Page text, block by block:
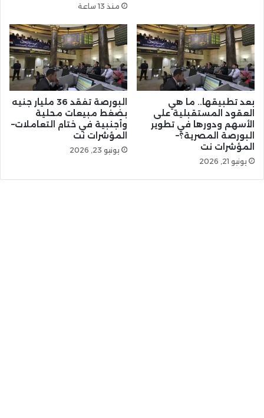
منذ 13 ساعة
بعد تطبيقها.. ما هي
العقود المستقبلية على
الأسهم ودورها في تطوير
البورصة المصرية؟–
المؤشرات نت
يونيو 21, 2026
البورصة تفقد 36 مليار جنيه
بضغط مبيعات محلية
وأجنبية في ختام التعاملات–
المؤشرات نت
يونيو 23, 2026